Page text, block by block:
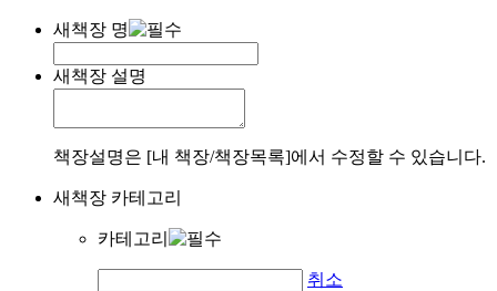
새책장 명
새책장 설명
책장설명은 [내 책장/책장목록]에서 수정할 수 있습니다.
새책장 카테고리
카테고리
취소